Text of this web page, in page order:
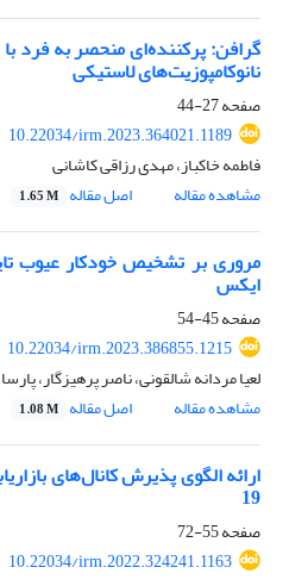
گرافن: پرکننده‌ای منحصر به فرد
نانوکامپوزیت‌های لاستیکی
صفحه27-44
10.22034/irm.2023.364021.1189
فاطمه خاکباز، مهدی رزاقی کاشانی
مشاهده مقاله
اصل مقاله 1.65 M
مروری بر تشخیص خودکار عیوب
ایکس
صفحه45-54
10.22034/irm.2023.386855.1215
لعیا مردانه شالقونی، ناصر پرهیزگار،
مشاهده مقاله
اصل مقاله 1.08 M
ارائه الگوی پذیرش کانال‌های
19
صفحه55-72
10.22034/irm.2022.324241.1163